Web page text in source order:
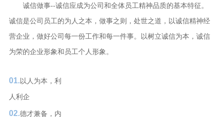
诚信做事--诚信应成为公司和全体员工精神品质的基本特征。
诚信是公司员工的为人之本，做事之则，处世之道，以诚信精神经
营企业，做好公司每一份工作和每一件事。以树立诚信为本，诚信
为荣的企业形象和员工个人形象。
01.以人为本，利
人利企
02.德才兼备，内